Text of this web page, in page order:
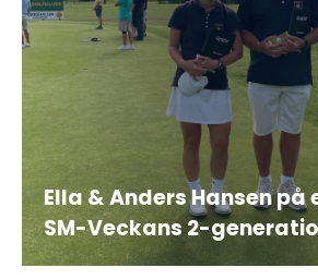
Ella & Anders Hansen på
SM-Veckans 2-